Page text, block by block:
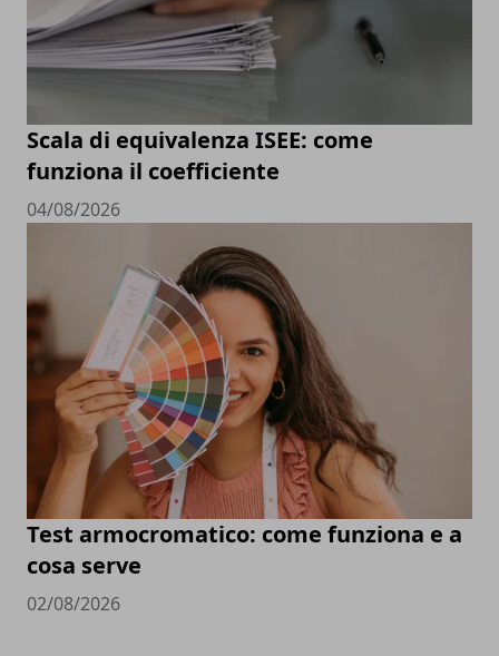
Scala di equivalenza ISEE: come
funziona il coefficiente
04/08/2026
Test armocromatico: come funziona e a
cosa serve
02/08/2026